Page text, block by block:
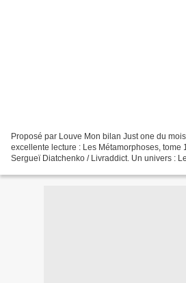
Proposé par Louve Mon bilan Just one du
excellente lecture : Les Métamorphoses, tome
Sergueï Diatchenko / Livraddict. Un univers :